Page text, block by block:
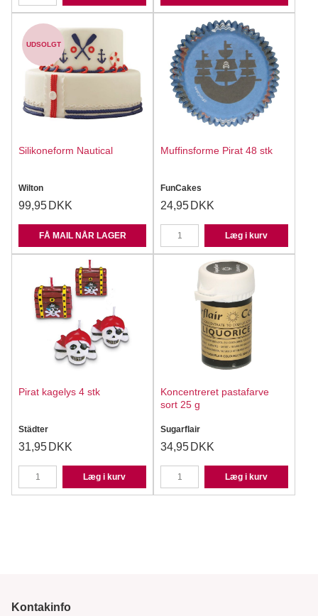
UDSOLGT
Silikoneform Nautical
Wilton
99,95 DKK
FÅ MAIL NÅR LAGER
Muffinsforme Pirat 48 stk
FunCakes
24,95 DKK
Læg i kurv
Pirat kagelys 4 stk
Städter
31,95 DKK
Læg i kurv
Koncentreret pastafarve
sort 25 g
Sugarflair
34,95 DKK
Læg i kurv
Kontakinfo